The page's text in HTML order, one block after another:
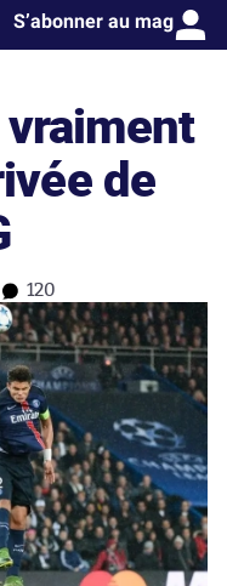
S’abonner au mag
de
120